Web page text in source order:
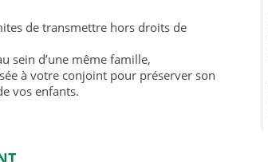
de transmettre hors droits de
sein d’une même famille,
à votre conjoint pour préserver son
vos enfants.